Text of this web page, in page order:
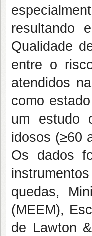
resultando
Qualidade
entre o
atendidos
como
um estudo
idosos (≥60
Os dados
quedas,
(MEEM),
de Lawton